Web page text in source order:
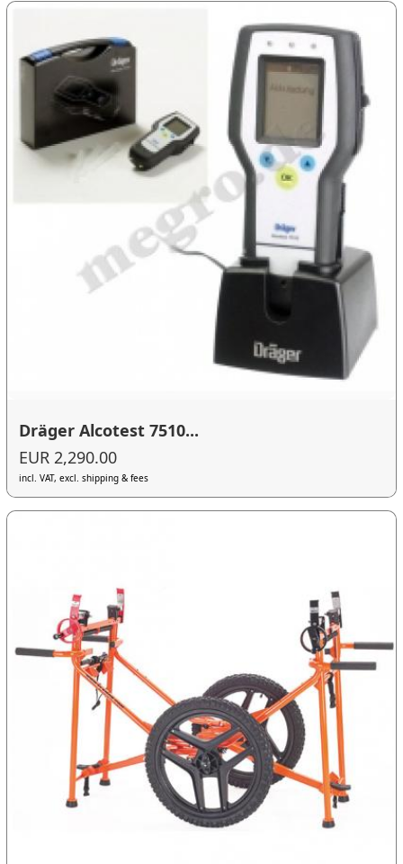
Dräger Alcotest 7510...
EUR 2,290.00
incl. VAT, excl. shipping & fees